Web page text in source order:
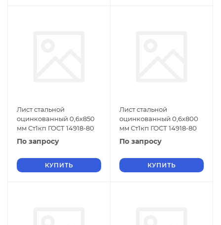
Лист стальной
оцинкованный 0,6х850
мм Ст1кп ГОСТ 14918-80
По запросу
КУПИТЬ
Лист стальной
оцинкованный 0,6х800
мм Ст1кп ГОСТ 14918-80
По запросу
КУПИТЬ